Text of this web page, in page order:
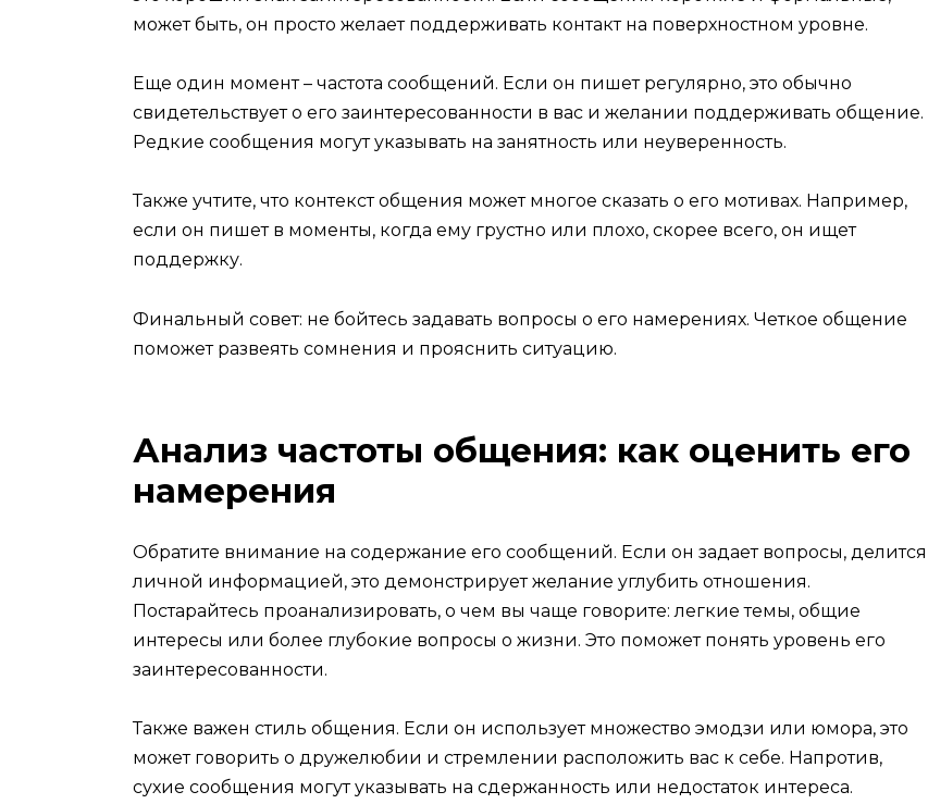
может быть, он просто желает поддерживать контакт на поверхностном уровне.
Еще один момент – частота сообщений. Если он пишет регулярно, это обычно
свидетельствует о его заинтересованности в вас и желании поддерживать общение.
Редкие сообщения могут указывать на занятность или неуверенность.
Также учтите, что контекст общения может многое сказать о его мотивах. Например,
если он пишет в моменты, когда ему грустно или плохо, скорее всего, он ищет
поддержку.
Финальный совет: не бойтесь задавать вопросы о его намерениях. Четкое общение
поможет развеять сомнения и прояснить ситуацию.
Анализ частоты общения: как оценить его
намерения
Обратите внимание на содержание его сообщений. Если он задает вопросы, делится
личной информацией, это демонстрирует желание углубить отношения.
Постарайтесь проанализировать, о чем вы чаще говорите: легкие темы, общие
интересы или более глубокие вопросы о жизни. Это поможет понять уровень его
заинтересованности.
Также важен стиль общения. Если он использует множество эмодзи или юмора, это
может говорить о дружелюбии и стремлении расположить вас к себе. Напротив,
сухие сообщения могут указывать на сдержанность или недостаток интереса.